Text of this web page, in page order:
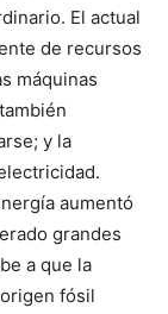
El actual
de recursos
máquinas
y la
aumentó
grandes
a que la
fósil